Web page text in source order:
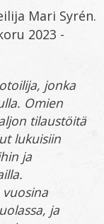
Mari Syrén.
2023 -
jonka
Omien
tilaustöitä
lukuisiin
ja
ja